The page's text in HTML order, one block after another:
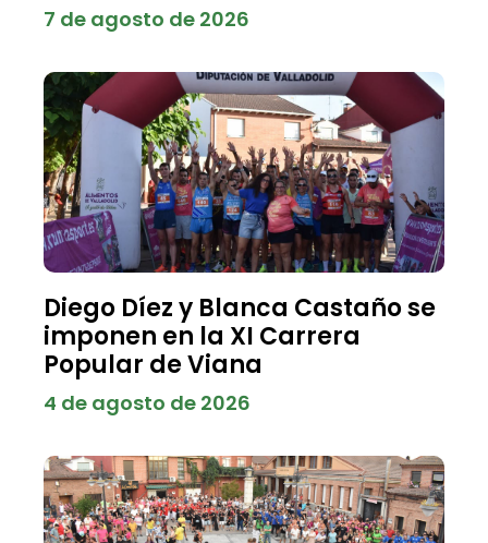
7 de agosto de 2026
Diego Díez y Blanca Castaño se
imponen en la XI Carrera
Popular de Viana
4 de agosto de 2026